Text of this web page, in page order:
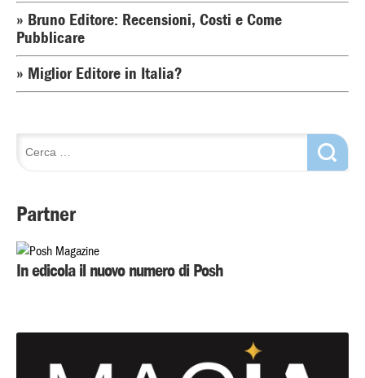
» Bruno Editore: Recensioni, Costi e Come
Pubblicare
» Miglior Editore in Italia?
Partner
In edicola il nuovo numero di Posh